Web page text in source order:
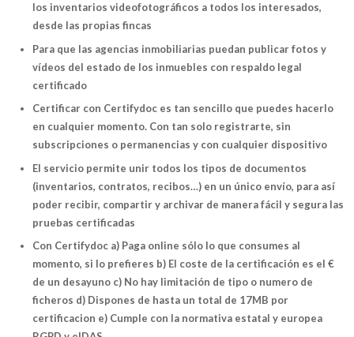
los inventarios videofotográficos a todos los interesados,
desde las propias fincas
Para que las agencias inmobiliarias puedan publicar fotos y
vídeos del estado de los inmuebles con respaldo legal
certificado
Certificar con Certifydoc es tan sencillo que puedes hacerlo
en cualquier momento. Con tan solo registrarte, sin
subscripciones o permanencias y con cualquier dispositivo
El servicio permite unir todos los tipos de documentos
(inventarios, contratos, recibos…) en un único envío, para así
poder recibir, compartir y archivar de manera fácil y segura las
pruebas certificadas
Con Certifydoc a) Paga online sólo lo que consumes al
momento, si lo prefieres b) El coste de la certificación es el €
de un desayuno c) No hay limitación de tipo o numero de
ficheros d) Dispones de hasta un total de 17MB por
certificacion e) Cumple con la normativa estatal y europea